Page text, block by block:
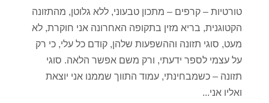
טורטיות – קרפים – מתכון טבעוני, ללא גלוטן, מהתזונה
הקטוגנית, בריא מזין בתקופה האחרונה אני חוקרת, לא
מעט, סוגי תזונה וההשפעות שלהן, קודם כל עלי, כי רק
על עצמי לספר ידעתי, ורק משם אפשר הלאה. סוגי
תזונה – כשמבחינתי, עמוד התווך שממנו אני יוצאת
ואליו אני...